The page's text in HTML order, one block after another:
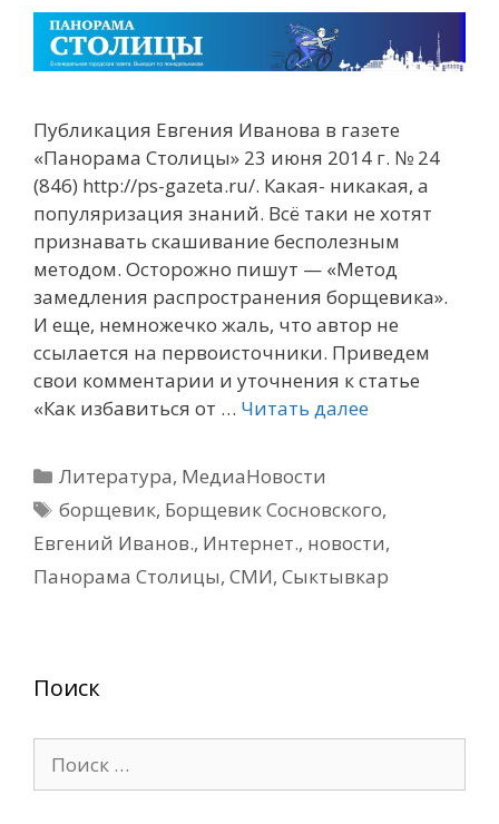
Публикация Евгения Иванова в газете
«Панорама Столицы» 23 июня 2014 г. № 24
(846) http://ps-gazeta.ru/. Какая- никакая, а
популяризация знаний. Всё таки не хотят
признавать скашивание бесполезным
методом. Осторожно пишут — «Метод
замедления распространения борщевика».
И еще, немножечко жаль, что автор не
ссылается на первоисточники. Приведем
свои комментарии и уточнения к статье
«Как избавиться от … Читать далее
Рубрики
Литература, МедиаНовости
Метки
борщевик, Борщевик Сосновского,
Евгений Иванов., Интернет., новости,
Панорама Столицы, СМИ, Сыктывкар
Поиск